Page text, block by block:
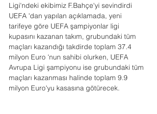
Ligi'ndeki ekibimiz F.Bahçe'yi sevindirdi
UEFA 'dan yapılan açıklamada, yeni
tarifeye göre UEFA şampiyonlar ligi
kupasını kazanan takım, grubundaki tüm
maçları kazandığı takdirde toplam 37.4
milyon Euro 'nun sahibi olurken, UEFA
Avrupa Ligi şampiyonu ise grubundaki tüm
maçları kazanması halinde toplam 9.9
milyon Euro'yu kasasına götürecek.